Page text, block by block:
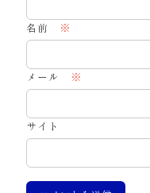
名前 ※
メール ※
サイト